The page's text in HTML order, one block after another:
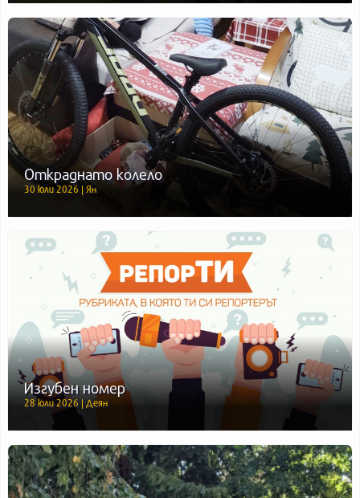
Откраднато колело
30 юли 2026 | Ян
Изгубен номер
28 юли 2026 | Деян